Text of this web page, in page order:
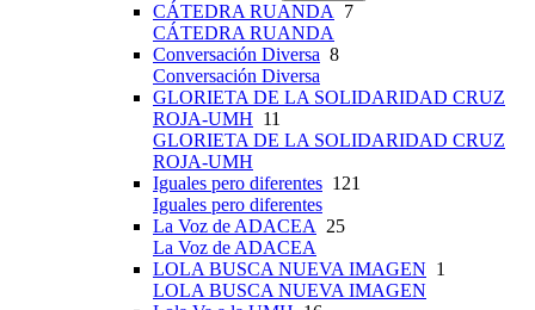
CÁTEDRA RUANDA 7
CÁTEDRA RUANDA
Conversación Diversa 8
Conversación Diversa
GLORIETA DE LA SOLIDARIDAD CRUZ
ROJA-UMH 11
GLORIETA DE LA SOLIDARIDAD CRUZ
ROJA-UMH
Iguales pero diferentes 121
Iguales pero diferentes
La Voz de ADACEA 25
La Voz de ADACEA
LOLA BUSCA NUEVA IMAGEN 1
LOLA BUSCA NUEVA IMAGEN